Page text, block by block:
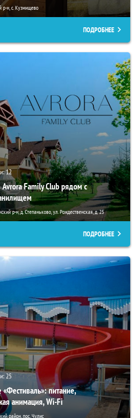
р-н, с. Кузмищево
ПОДРОБНЕЕ
12
Family Club рядом с
р-н, д. Степаньково, ул. Рождественская, д. 25
ПОДРОБНЕЕ
25
питание,
анимация, Wi-Fi
район, пос. Чулис